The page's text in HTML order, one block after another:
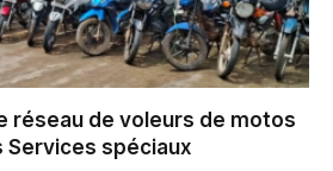
réseau de voleurs de motos
Services spéciaux